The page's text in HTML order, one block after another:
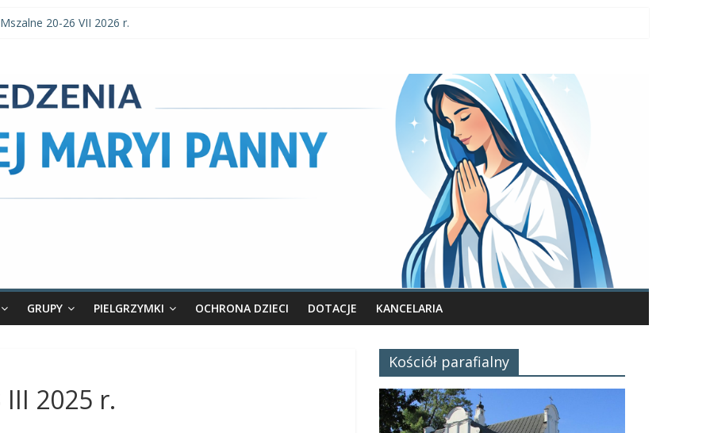
20-26 VII 2026 r.
parafialne 26 VII 2026 r.
GRUPY PIELGRZYMKI OCHRONA DZIECI DOTACJE KANCELARIA
2025 r.
Kościół parafialny